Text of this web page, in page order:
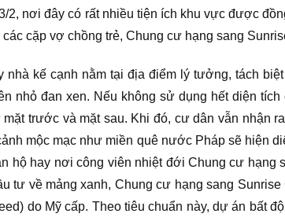
2, nơi đây có rất nhiều tiện ích khu vực được
cặp vợ chồng trẻ, Chung cư hạng sang
nhà kế cạnh nằm tại địa điểm lý tưởng, tách
nhỏ đan xen. Nếu không sử dụng hết diện
mặt trước và mặt sau. Khi đó, cư dân vẫn nhận
mộc mạc như miền quê nước Pháp sẽ hiện
hộ hay nơi công viên nhiệt đới Chung cư
tư về mảng xanh, Chung cư hạng sang
do Mỹ cấp. Theo tiêu chuẩn này, dự án bất